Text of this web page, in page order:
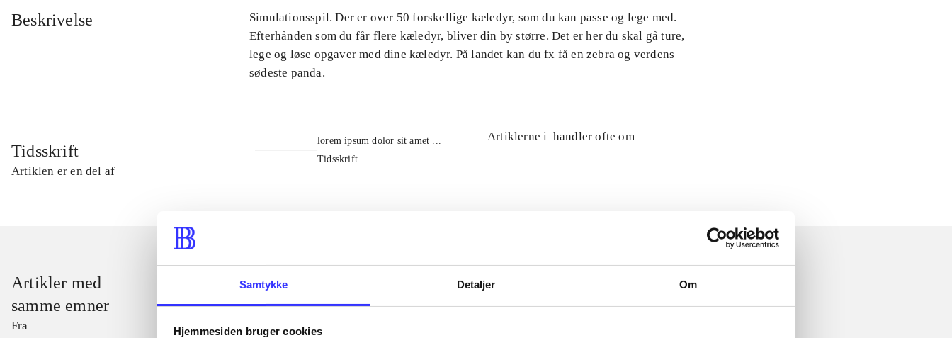
Samtykke Detaljer Om
Hjemmesiden bruger cookies
Beskrivelse
Simulationsspil. Der er over 50 forskellige kæledyr, som du kan passe og lege med.
Efterhånden som du får flere kæledyr, bliver din by større. Det er her du skal gå ture,
lege og løse opgaver med dine kæledyr. På landet kan du fx få en zebra og verdens
sødeste panda.
Tidsskrift
Artiklen er en del af
lorem ipsum dolor sit amet ...
Tidsskrift
Artiklerne i handler ofte om
Artikler med
samme emner
Fra